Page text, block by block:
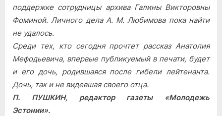
поддержке сотрудницы архива Галины Викторовны
Фоминой. Личного дела А. М. Любимова пока найти
не удалось.
Среди тех, кто сегодня прочтет рассказ Анатолия
Мефодьевича, впервые публикуемый в печати, будет
и его дочь, родившаяся после гибели лейтенанта.
Дочь, так и не видевшая своего отца.
П. ПУШКИН, редактор газеты «Молодежь
Эстонии».